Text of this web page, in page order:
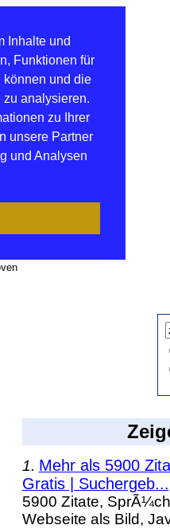
Inhalte und
Funktionen für
und die
zu analysieren.
zu Ihrer
unsere Partner
und Analysen
1. Mehr als 5900
Gratis | Suchergeb...
5900 Zitate,
Webseite als Bild,